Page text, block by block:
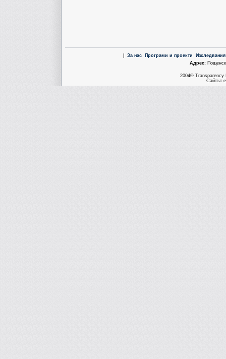
За нас Програми и проекти
Aдрес:
2004© Transparency
Сайтът